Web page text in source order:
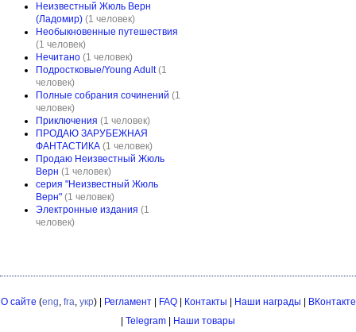
Неизвестный Жюль Верн
(Ладомир) (1 человек)
Необыкновенные путешествия
(1 человек)
Нечитано (1 человек)
Подростковые/Young Adult (1
человек)
Полные собрания сочинений (1
человек)
Приключения (1 человек)
ПРОДАЮ ЗАРУБЕЖНАЯ
ФАНТАСТИКА (1 человек)
Продаю Неизвестный Жюль
Верн (1 человек)
серия "Неизвестный Жюль
Верн" (1 человек)
Электронные издания (1
человек)
О сайте (eng, fra, укр) | Регламент| FAQ| Контакты Наши награды
ВКонтакте
Telegram Наши товары